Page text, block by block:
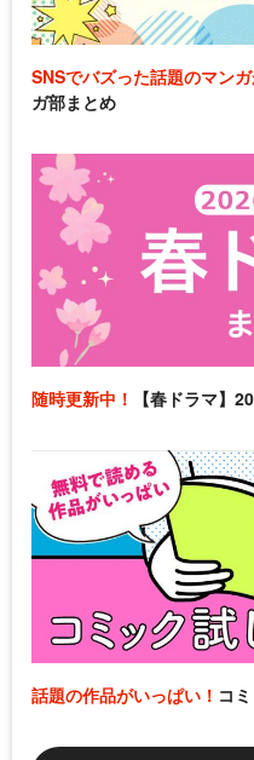
SNSでバズった話題のマンガ
ガ部まとめ
随時更新中！ 【春ドラマ】
話題の作品がいっぱい！ コ